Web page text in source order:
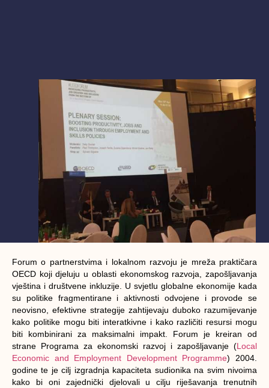
Forum o partnerstvima i lokalnom razvoju je mreža praktičara
OECD koji djeluju u oblasti ekonomskog razvoja, zapošljavanja
vještina i društvene inkluzije. U svjetlu globalne ekonomije kada
su politike fragmentirane i aktivnosti odvojene i provode se
neovisno, efektivne strategije zahtijevaju duboko razumijevanje
kako politike mogu biti interatkivne i kako različiti resursi mogu
biti kombinirani za maksimalni impakt. Forum je kreiran od
strane Programa za ekonomski razvoj i zapošljavanje (Local
Economic and Employment Development Programme) 2004.
godine te je cilj izgradnja kapaciteta sudionika na svim nivoima
kako bi oni zajednički djelovali u cilju riješavanja trenutnih